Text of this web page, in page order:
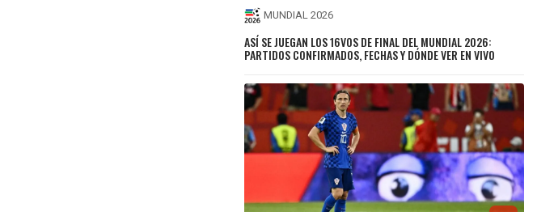
MUNDIAL 2026
ASÍ SE JUEGAN LOS 16VOS DE FINAL DEL MUNDIAL 2026:
PARTIDOS CONFIRMADOS, FECHAS Y DÓNDE VER EN VIVO